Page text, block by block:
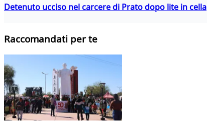
Detenuto ucciso nel carcere di Prato dopo lite in cella
Raccomandati per te